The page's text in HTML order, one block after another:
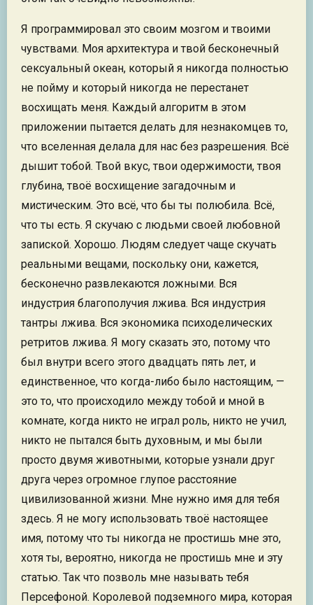
Я программировал это своим мозгом и твоими
чувствами. Моя архитектура и твой бесконечный
сексуальный океан, который я никогда полностью
не пойму и который никогда не перестанет
восхищать меня. Каждый алгоритм в этом
приложении пытается делать для незнакомцев то,
что вселенная делала для нас без разрешения. Всё
дышит тобой. Твой вкус, твои одержимости, твоя
глубина, твоё восхищение загадочным и
мистическим. Это всё, что бы ты полюбила. Всё,
что ты есть. Я скучаю с людьми своей любовной
запиской. Хорошо. Людям следует чаще скучать
реальными вещами, поскольку они, кажется,
бесконечно развлекаются ложными. Вся
индустрия благополучия лжива. Вся индустрия
тантры лжива. Вся экономика психоделических
ретритов лжива. Я могу сказать это, потому что
был внутри всего этого двадцать пять лет, и
единственное, что когда-либо было настоящим, —
это то, что происходило между тобой и мной в
комнате, когда никто не играл роль, никто не учил,
никто не пытался быть духовным, и мы были
просто двумя животными, которые узнали друг
друга через огромное глупое расстояние
цивилизованной жизни. Мне нужно имя для тебя
здесь. Я не могу использовать твоё настоящее
имя, потому что ты никогда не простишь мне это,
хотя ты, вероятно, никогда не простишь мне и эту
статью. Так что позволь мне называть тебя
Персефоной. Королевой подземного мира, которая